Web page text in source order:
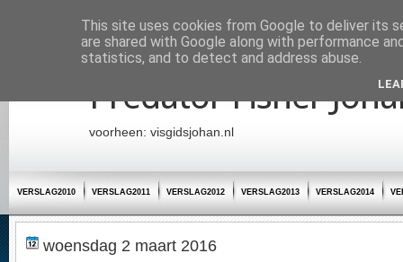
Startpagina
Predator Fisher
voorheen: visgidsjohan.nl
VERSLAG2010 VERSLAG2011 VERSLAG2012 VERSLAG2013 VERSLAG2014
woensdag 2 maart 2016
This site uses cookies from Google to deliver its
are shared with Google along with performance
statistics, and to detect and address abuse.